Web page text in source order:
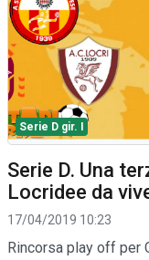
Serie D gir. I
Serie D. Una
Locridee da
17/04/2019 10:23
Rincorsa play off per